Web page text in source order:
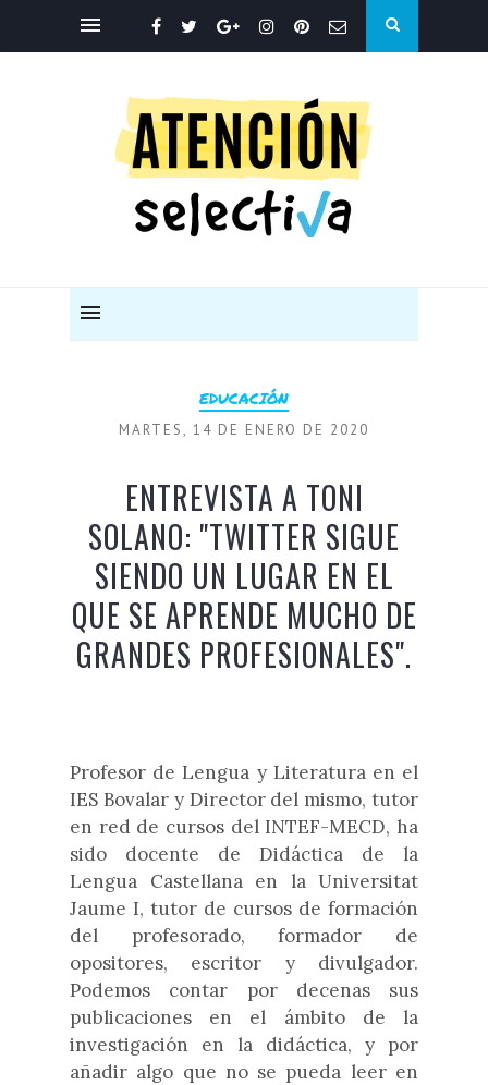
EDUCACIÓN
MARTES, 14 DE ENERO DE 2020
ENTREVISTA A TONI
SOLANO: "TWITTER SIGUE
SIENDO UN LUGAR EN EL
QUE SE APRENDE MUCHO DE
GRANDES PROFESIONALES".
Profesor de Lengua y Literatura en el
IES Bovalar y Director del mismo, tutor
en red de cursos del INTEF-MECD, ha
sido docente de Didáctica de la
Lengua Castellana en la Universitat
Jaume I, tutor de cursos de formación
del profesorado, formador de
opositores, escritor y divulgador.
Podemos contar por decenas sus
publicaciones en el ámbito de la
investigación en la didáctica, y por
añadir algo que no se pueda leer en